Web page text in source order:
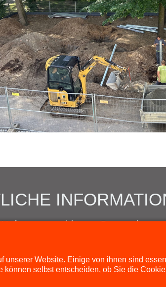
Haftungsausschluss Datenschutz
Jakob Straubing // Ottogasse 27
unserer Website. Einige von ihnen sind
können selbst entscheiden, ob Sie die